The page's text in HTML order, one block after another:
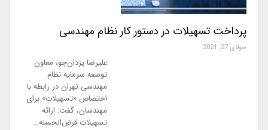
پرداخت تسهیلات در دستور کار نظام مهندسی
جولای 27, 2021
علیرضا یزدان‌جو، معاون
توسعه سرمایه نظام‌
مهندسی تهران در رابطه با
اختصاص «تسهیلات» برای
مهندسان، گفت: ارائه
تسهیلات قرض‌الحسنه…